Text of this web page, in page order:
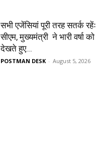
सभी एजेंसियां पूरी तरह सतर्क रहेंः
सीएम, मुख्यमंत्री ने भारी वर्षा को
देखते हुए...
POSTMAN DESK - August 5, 2026